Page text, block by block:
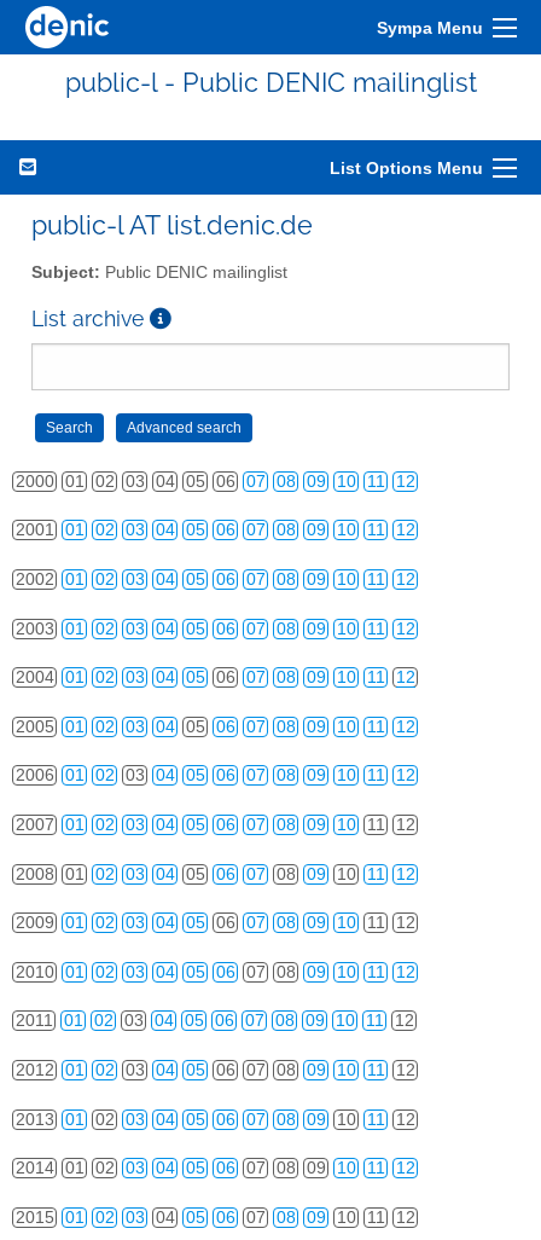
Sympa Menu
public-l - Public DENIC mailinglist
List Options Menu
public-l AT list.denic.de
Subject: Public DENIC mailinglist
List archive
2000 01 02 03 04 05 06 07 08 09 10 11 12
2001 01 02 03 04 05 06 07 08 09 10 11 12
2002 01 02 03 04 05 06 07 08 09 10 11 12
2003 01 02 03 04 05 06 07 08 09 10 11 12
2004 01 02 03 04 05 06 07 08 09 10 11 12
2005 01 02 03 04 05 06 07 08 09 10 11 12
2006 01 02 03 04 05 06 07 08 09 10 11 12
2007 01 02 03 04 05 06 07 08 09 10 11 12
2008 01 02 03 04 05 06 07 08 09 10 11 12
2009 01 02 03 04 05 06 07 08 09 10 11 12
2010 01 02 03 04 05 06 07 08 09 10 11 12
2011 01 02 03 04 05 06 07 08 09 10 11 12
2012 01 02 03 04 05 06 07 08 09 10 11 12
2013 01 02 03 04 05 06 07 08 09 10 11 12
2014 01 02 03 04 05 06 07 08 09 10 11 12
2015 01 02 03 04 05 06 07 08 09 10 11 12